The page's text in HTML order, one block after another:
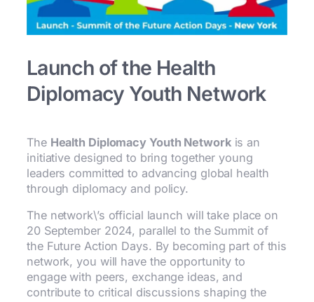
Launch of the Health
Diplomacy Youth Network
The Health Diplomacy Youth Networkis an
initiative designed to bring together young
leaders committed to advancing global health
through diplomacy and policy.
The network\’s official launch will take place on
20 September 2024, parallel to the Summit of
the Future Action Days. By becoming part of this
network, you will have the opportunity to
engage with peers, exchange ideas, and
contribute to critical discussions shaping the